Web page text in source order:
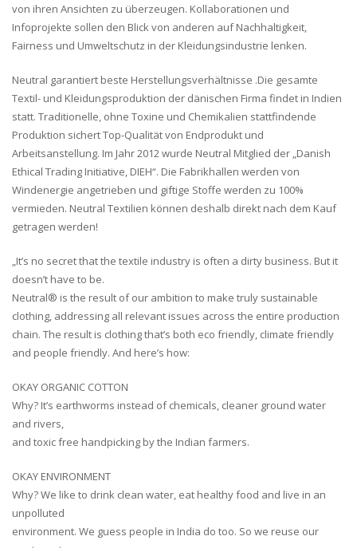
von ihren Ansichten zu überzeugen. Kollaborationen und
Infoprojekte sollen den Blick von anderen auf Nachhaltigkeit,
Fairness und Umweltschutz in der Kleidungsindustrie lenken.
Neutral garantiert beste Herstellungsverhältnisse .Die gesamte
Textil- und Kleidungsproduktion der dänischen Firma findet in Indien
statt. Traditionelle, ohne Toxine und Chemikalien stattfindende
Produktion sichert Top-Qualität von Endprodukt und
Arbeitsanstellung. Im Jahr 2012 wurde Neutral Mitglied der „Danish
Ethical Trading Initiative, DIEH“. Die Fabrikhallen werden von
Windenergie angetrieben und giftige Stoffe werden zu 100%
vermieden. Neutral Textilien können deshalb direkt nach dem Kauf
getragen werden!
„It’s no secret that the textile industry is often a dirty business. But it
doesn’t have to be.
Neutral® is the result of our ambition to make truly sustainable
clothing, addressing all relevant issues across the entire production
chain. The result is clothing that’s both eco friendly, climate friendly
and people friendly. And here’s how:
OKAY ORGANIC COTTON
Why? It’s earthworms instead of chemicals, cleaner ground water
and rivers,
and toxic free handpicking by the Indian farmers.
OKAY ENVIRONMENT
Why? We like to drink clean water, eat healthy food and live in an
unpolluted
environment. We guess people in India do too. So we reuse our